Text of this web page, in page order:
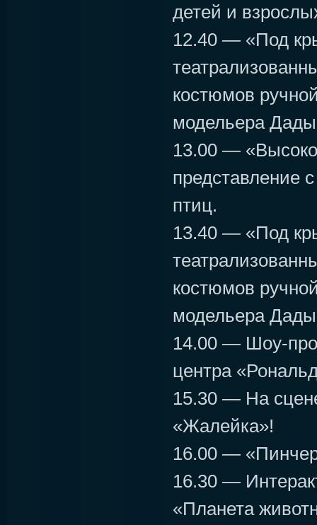
детей и
12.40 — «Под
костюмов
модельера
13.00 —
представление
птиц.
13.40 — «Под
костюмов
модельера
14.00 — Шоу-
центра
15.30 — На
«Жалейка»!
16.00 —
16.30 —
«Планета